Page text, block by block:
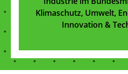
Klimaschutz, Umwelt,
Innovation &